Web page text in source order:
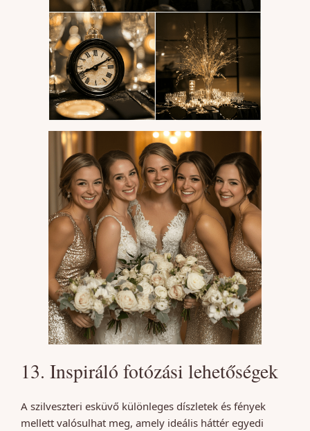
13. Inspiráló fotózási lehetőségek
A szilveszteri esküvő különleges díszletek és fények
mellett valósulhat meg, amely ideális háttér egyedi